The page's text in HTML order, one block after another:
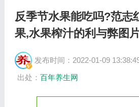
反季节水果能吃吗?范志
果,水果榨汁的利与弊图
发布时间：2022-01-09
出处： 百年养生网